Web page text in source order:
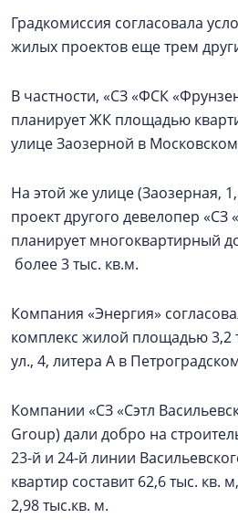
Градкомиссия согласовала
жилых проектов еще трем
В частности, «СЗ «ФСК
планирует ЖК площадью
улице Заозерной в
На этой же улице (Заозерная,
проект другого девелопер «СЗ
планирует многоквартирный
более 3 тыс. кв.м.
Компания «Энергия»
комплекс жилой площадью 3,2
ул., 4, литера А в
Компании «СЗ «Сэтл
Group) дали добро на
23-й и 24-й линии
квартир составит 62,6 тыс. кв.
2,98 тыс.кв. м.